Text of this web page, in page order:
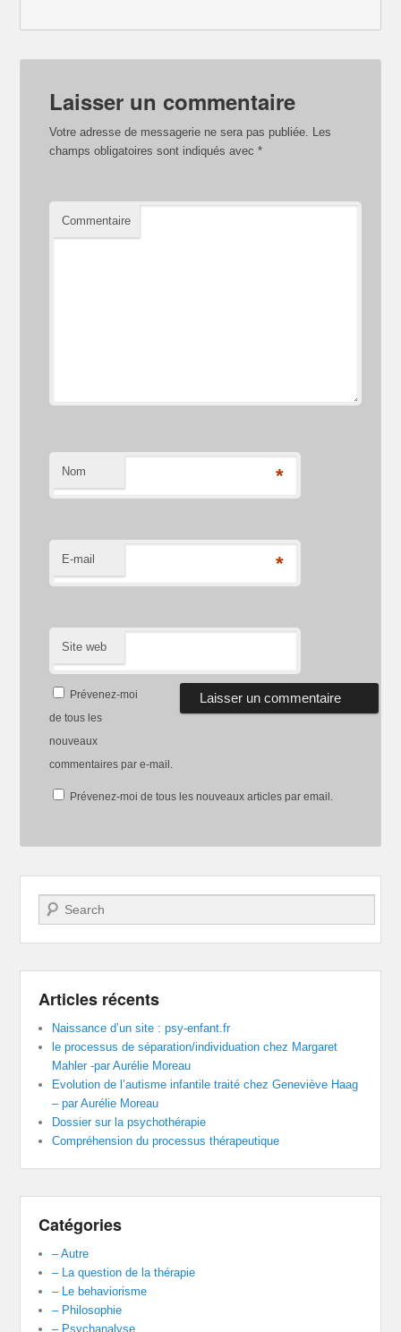
Laisser un commentaire
Votre adresse de messagerie ne sera pas publiée. Les
champs obligatoires sont indiqués avec*
Commentaire
Nom *
E-mail *
Site web
Prévenez-moi
de tous les
nouveaux
commentaires par e-mail.
Prévenez-moi de tous les nouveaux articles par email.
Recherche
Articles récents
Naissance d’un site : psy-enfant.fr
le processus de séparation/individuation chez Margaret
Mahler -par Aurélie Moreau
Evolution de l’autisme infantile traité chez Geneviève Haag
– par Aurélie Moreau
Dossier sur la psychothérapie
Compréhension du processus thérapeutique
Catégories
– Autre
– La question de la thérapie
– Le behaviorisme
– Philosophie
– Psychanalyse